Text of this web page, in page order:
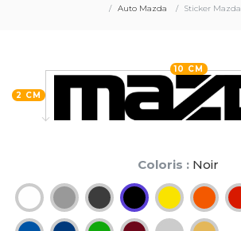
Auto Mazda
Sticker Mazda
2 CM
10 CM
Coloris : Noir